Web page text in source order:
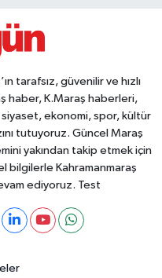
tarafsız, güvenilir ve hızlı
haber, K.Maraş haberleri,
ekonomi, spor, kültür
tutuyoruz. Güncel Maraş
yakından takip etmek için
bilgilerle Kahramanmaraş
ediyoruz. Test